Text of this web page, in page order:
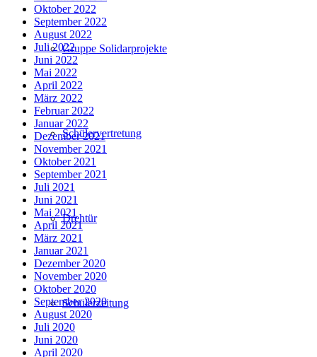
Gruppe Solidarprojekte
Schülervertretung
Drehtür
Schülerzeitung
Oktober 2022
September 2022
August 2022
Juli 2022
Juni 2022
Mai 2022
April 2022
März 2022
Februar 2022
Januar 2022
Dezember 2021
November 2021
Oktober 2021
September 2021
Juli 2021
Juni 2021
Mai 2021
April 2021
März 2021
Januar 2021
Dezember 2020
November 2020
Oktober 2020
September 2020
August 2020
Juli 2020
Juni 2020
April 2020